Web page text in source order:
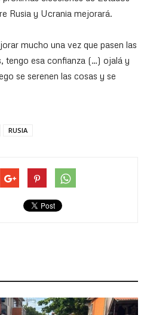
Rusia y Ucrania mejorará.
mucho una vez que pasen las
tengo esa confianza (…) ojalá y
se serenen las cosas y se
RUSIA